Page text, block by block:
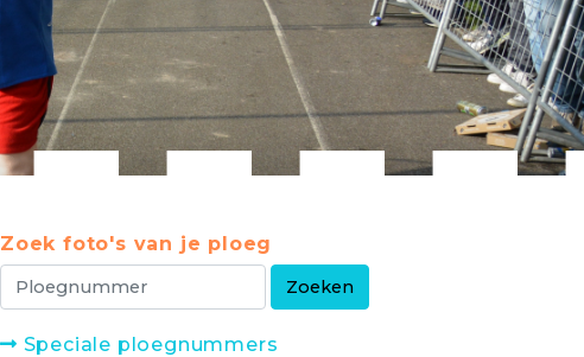
Zoek foto's van je ploeg
Speciale ploegnummers